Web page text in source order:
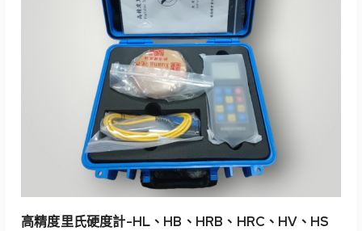
加入購物車
高精度里氏硬度計-HL、HB、HRB、HRC、HV、HS